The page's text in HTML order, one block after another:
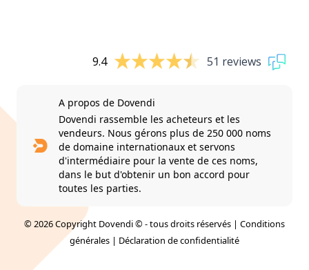
9.4 51 reviews
A propos de Dovendi
Dovendi rassemble les acheteurs et les
vendeurs. Nous gérons plus de 250 000 noms
de domaine internationaux et servons
d'intermédiaire pour la vente de ces noms,
dans le but d'obtenir un bon accord pour
toutes les parties.
© 2026 Copyright Dovendi © - tous droits réservés | Conditions
générales | Déclaration de confidentialité